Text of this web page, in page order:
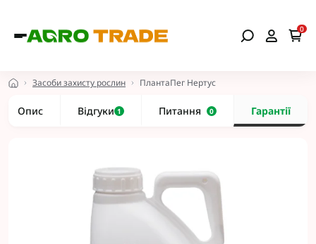
0
Засоби захисту рослин ПлантаПег Нертус
Опис Відгуки 1 Питання 0 Гарантії